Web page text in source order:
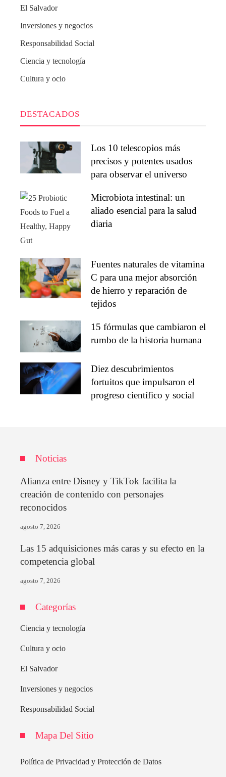
El Salvador
Inversiones y negocios
Responsabilidad Social
Ciencia y tecnología
Cultura y ocio
DESTACADOS
Los 10 telescopios más
precisos y potentes usados
para observar el universo
Microbiota intestinal: un
aliado esencial para la salud
diaria
Fuentes naturales de vitamina
C para una mejor absorción
de hierro y reparación de
tejidos
15 fórmulas que cambiaron el
rumbo de la historia humana
Diez descubrimientos
fortuitos que impulsaron el
progreso científico y social
Noticias
Alianza entre Disney y TikTok facilita la
creación de contenido con personajes
reconocidos
agosto 7, 2026
Las 15 adquisiciones más caras y su efecto en la
competencia global
agosto 7, 2026
Categorías
Ciencia y tecnología
Cultura y ocio
El Salvador
Inversiones y negocios
Responsabilidad Social
Mapa Del Sitio
Política de Privacidad y Protección de Datos